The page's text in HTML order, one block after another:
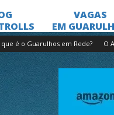
que é o Guarulhos em Rede? O